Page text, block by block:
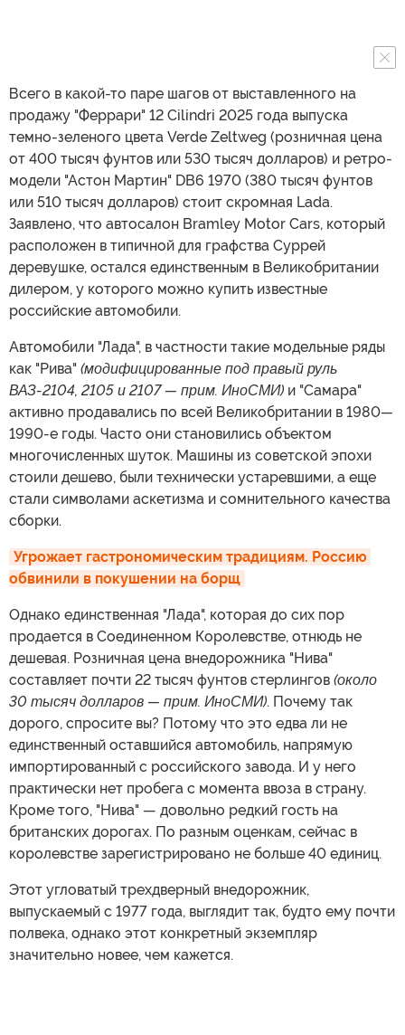
Всего в какой-то паре шагов от выставленного на
продажу "Феррари" 12 Cilindri 2025 года выпуска
темно-зеленого цвета Verde Zeltweg (розничная цена
от 400 тысяч фунтов или 530 тысяч долларов) и ретро-
модели "Астон Мартин" DB6 1970 (380 тысяч фунтов
или 510 тысяч долларов) стоит скромная Lada.
Заявлено, что автосалон Bramley Motor Cars, который
расположен в типичной для графства Суррей
деревушке, остался единственным в Великобритании
дилером, у которого можно купить известные
российские автомобили.
Автомобили "Лада", в частности такие модельные ряды
как "Рива" (модифицированные под правый руль
ВАЗ-2104, 2105 и 2107 — прим. ИноСМИ) и "Самара"
активно продавались по всей Великобритании в 1980—
1990-е годы. Часто они становились объектом
многочисленных шуток. Машины из советской эпохи
стоили дешево, были технически устаревшими, а еще
стали символами аскетизма и сомнительного качества
сборки.
Угрожает гастрономическим традициям. Россию
обвинили в покушении на борщ
Однако единственная "Лада", которая до сих пор
продается в Соединенном Королевстве, отнюдь не
дешевая. Розничная цена внедорожника "Нива"
составляет почти 22 тысяч фунтов стерлингов (около
30 тысяч долларов — прим. ИноСМИ). Почему так
дорого, спросите вы? Потому что это едва ли не
единственный оставшийся автомобиль, напрямую
импортированный с российского завода. И у него
практически нет пробега с момента ввоза в страну.
Кроме того, "Нива" — довольно редкий гость на
британских дорогах. По разным оценкам, сейчас в
королевстве зарегистрировано не больше 40 единиц.
Этот угловатый трехдверный внедорожник,
выпускаемый с 1977 года, выглядит так, будто ему почти
полвека, однако этот конкретный экземпляр
значительно новее, чем кажется.